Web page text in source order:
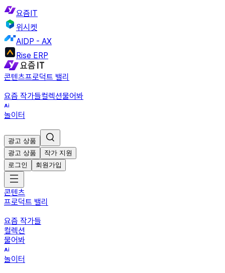
요즘IT
위시켓
AIDP - AX
Rise ERP
콘텐츠프로덕트 밸리
요즘 작가들컬렉션물어봐
놀이터
광고 상품
광고 상품
작가 지원
로그인
회원가입
콘텐츠
프로덕트 밸리
요즘 작가들
컬렉션
물어봐
놀이터